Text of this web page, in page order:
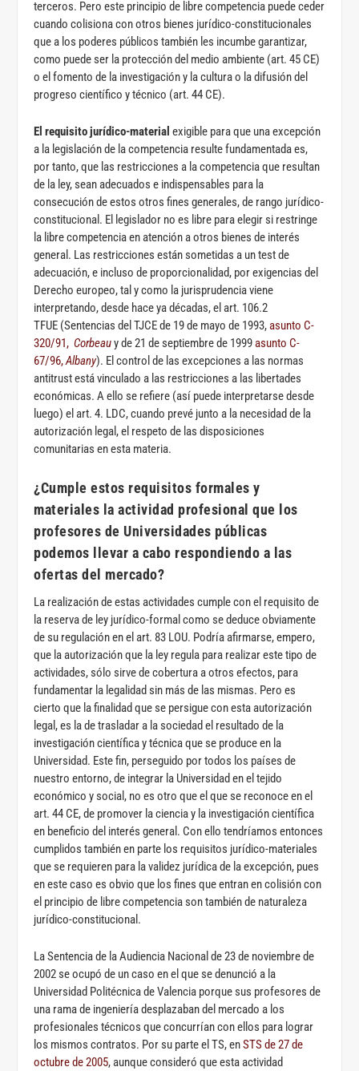
terceros. Pero este principio de libre competencia puede ceder
cuando colisiona con otros bienes jurídico-constitucionales
que a los poderes públicos también les incumbe garantizar,
como puede ser la protección del medio ambiente (art. 45 CE)
o el fomento de la investigación y la cultura o la difusión del
progreso científico y técnico (art. 44 CE).
El requisito jurídico-material exigible para que una excepción
a la legislación de la competencia resulte fundamentada es,
por tanto, que las restricciones a la competencia que resultan
de la ley, sean adecuados e indispensables para la
consecución de estos otros fines generales, de rango jurídico-
constitucional. El legislador no es libre para elegir si restringe
la libre competencia en atención a otros bienes de interés
general. Las restricciones están sometidas a un test de
adecuación, e incluso de proporcionalidad, por exigencias del
Derecho europeo, tal y como la jurisprudencia viene
interpretando, desde hace ya décadas, el art. 106.2
TFUE (Sentencias del TJCE de 19 de mayo de 1993,asunto C-
320/91,Corbeauy de 21 de septiembre de 1999asunto C-
67/96,Albany). El control de las excepciones a las normas
antitrust está vinculado a las restricciones a las libertades
económicas. A ello se refiere (así puede interpretarse desde
luego) el art. 4. LDC, cuando prevé junto a la necesidad de la
autorización legal, el respeto de las disposiciones
comunitarias en esta materia.
¿Cumple estos requisitos formales y
materiales laactividad profesional que los
profesores de Universidades públicas
podemos llevar a cabo respondiendo a las
ofertas del mercado?
La realización de estas actividades cumple con el requisito de
la reserva de ley jurídico-formal como se deduce obviamente
de su regulación en el art. 83 LOU. Podría afirmarse, empero,
que la autorización que la ley regula para realizar este tipo de
actividades, sólo sirve de cobertura a otros efectos, para
fundamentar la legalidad sin más de las mismas. Pero es
cierto que la finalidad que se persigue con esta autorización
legal, es la de trasladar a la sociedad el resultado de la
investigación científica y técnica que se produce en la
Universidad. Este fin, perseguido por todos los países de
nuestro entorno, de integrar la Universidad en el tejido
económico y social, no es otro que el que se reconoce en el
art. 44 CE, de promover la ciencia y la investigación científica
en beneficio del interés general. Con ello tendríamos entonces
cumplidos también en parte los requisitos jurídico-materiales
que se requieren para la validez jurídica de la excepción, pues
en este caso es obvio que los fines que entran en colisión con
el principio de libre competencia son también de naturaleza
jurídico-constitucional.
La Sentencia de la Audiencia Nacional de 23 de noviembre de
2002 se ocupó de un caso en el que se denunció a la
Universidad Politécnica de Valencia porque sus profesores de
una rama de ingeniería desplazaban del mercado a los
profesionales técnicos que concurrían con ellos para lograr
los mismos contratos. Por su parte el TS, enSTS de 27 de
octubre de 2005, aunque consideró que esta actividad